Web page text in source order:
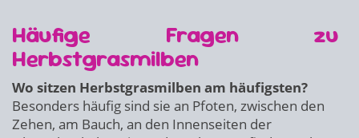
Häufige Fragen zu
Herbstgrasmilben
Wo sitzen Herbstgrasmilben am häufigsten?
Besonders häufig sind sie an Pfoten, zwischen den
Zehen, am Bauch, an den Innenseiten der